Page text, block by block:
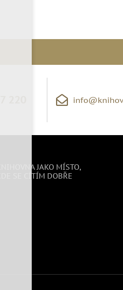
KNIHOVNA JAKO MÍSTO,
KDE SE CÍTÍM DOBŘE